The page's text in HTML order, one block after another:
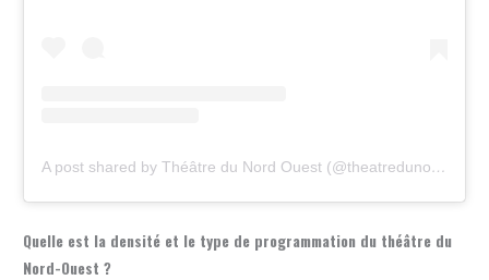
A post shared by Théâtre du Nord Ouest (@theatredunordouest)
Quelle est la densité et le type de programmation du théâtre du
Nord-Ouest ?